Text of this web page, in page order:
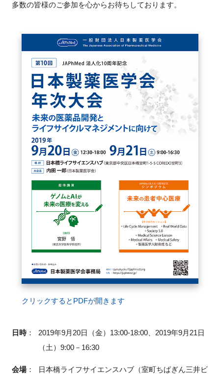
多数の皆様のご参加を心からお待ちしております。
クリックするとPDFが開きます
日時：
2019年9月20日（金）13:00-18:00、2019年9月21日
（土）9:00－16:30
会場：
日本橋ライフサイエンスハブ（室町ちばぎん三井ビ